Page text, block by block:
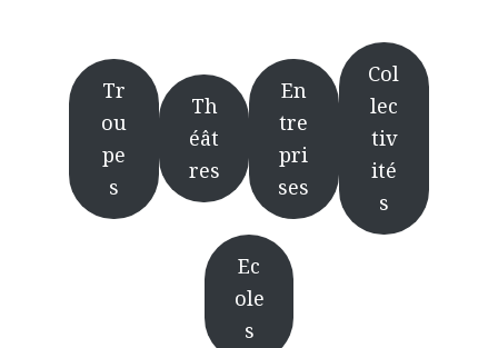
Tr
ou
pe
s
Th
éât
res
En
tre
pri
ses
Col
lec
tiv
ité
s
Ec
ole
s